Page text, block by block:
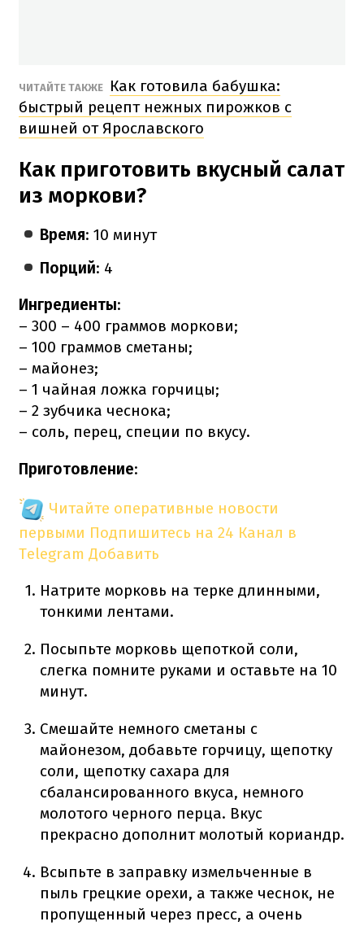
ЧИТАЙТЕ ТАКЖЕ
Как готовила бабушка:
быстрый рецепт нежных пирожков с
вишней от Ярославского
Как приготовить вкусный салат
из моркови?
Время: 10 минут
Порций: 4
Ингредиенты:
– 300 – 400 граммов моркови;
– 100 граммов сметаны;
– майонез;
– 1 чайная ложка горчицы;
– 2 зубчика чеснока;
– соль, перец, специи по вкусу.
Приготовление:
Читайте оперативные новости
первыми Подпишитесь на 24 Канал в
Telegram Добавить
Натрите морковь на терке длинными,
тонкими лентами.
Посыпьте морковь щепоткой соли,
слегка помните руками и оставьте на 10
минут.
Смешайте немного сметаны с
майонезом, добавьте горчицу, щепотку
соли, щепотку сахара для
сбалансированного вкуса, немного
молотого черного перца. Вкус
прекрасно дополнит молотый кориандр.
Всыпьте в заправку измельченные в
пыль грецкие орехи, а также чеснок, не
пропущенный через пресс, а очень